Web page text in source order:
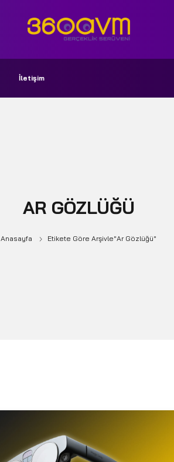
İletişim
AR GÖZLÜĞÜ
Anasayfa Etikete Göre Arşivle"ar Gözlüğü"